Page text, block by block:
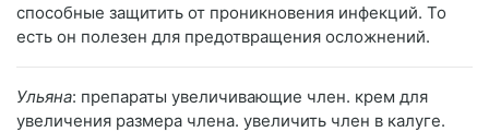
способные защитить от проникновения инфекций. То
есть он полезен для предотвращения осложнений.
Ульяна: препараты увеличивающие член. крем для
увеличения размера члена. увеличить член в калуге.